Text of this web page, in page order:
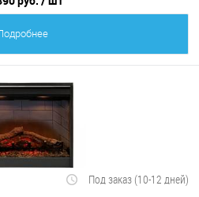
Под заказ (10-12 дней)